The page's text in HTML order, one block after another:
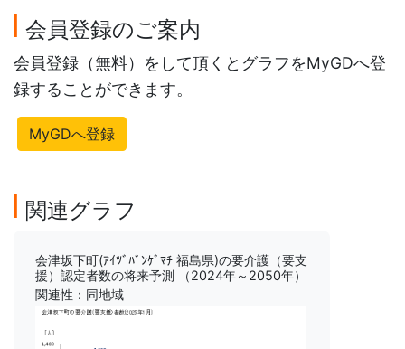
会員登録のご案内
会員登録（無料）をして頂くとグラフをMyGDへ登
録することができます。
MyGDへ登録
関連グラフ
会津坂下町(ｱｲﾂﾞﾊﾞﾝｹﾞﾏﾁ 福島県)の要介護（要支
援）認定者数の将来予測 （2024年～2050年）
関連性：同地域